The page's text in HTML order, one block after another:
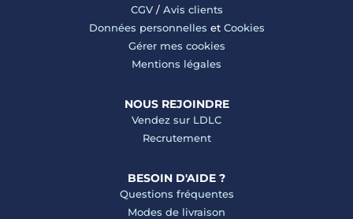
CGV/ Avis clients
Données personnelles et Cookies
Gérer mes cookies
Mentions légales
NOUS REJOINDRE
Vendez sur LDLC
Recrutement
BESOIN D'AIDE ?
Questions fréquentes
Modes de livraison